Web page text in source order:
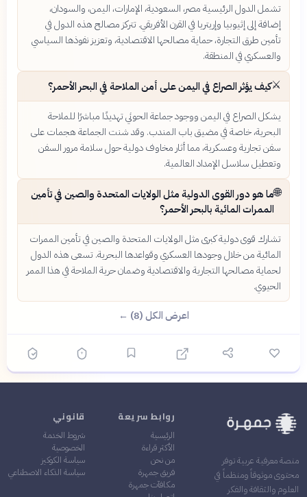
تشمل الدول الرئيسية مصر، السعودية، الإمارات، اليمن، والسودان،
إضافة إلى إثيوبيا وإريتريا في القرن الأفريقي. تتركز مصالح هذه الدول في
تأمين طرق التجارة، حماية مصالحها الاقتصادية، وتعزيز نفوذها السياسي
والعسكري في المنطقة.
⚔️كيف يؤثر الصراع في اليمن على أمن الملاحة في البحر الأحمر؟
يشكل الصراع في اليمن ووجود جماعة الحوثي تهديدًا مباشرًا للملاحة
البحرية، خاصة في مضيق باب المندب. وقد شنت الجماعة هجمات على
سفن تجارية وعسكرية، مما أثار مخاوف دولية حول سلامة مرور السفن
وتعطيل سلاسل الإمداد العالمية.
🌐ما هو دور القوى الدولية مثل الولايات المتحدة والصين في تأمين
الممرات المائية بالبحر الأحمر؟
تشارك قوى دولية كبرى مثل الولايات المتحدة والصين في تأمين الممرات
المائية من خلال وجودها العسكري وقواعدها البحرية. تسعى هذه الدول
لحماية مصالحها التجارية والاقتصادية وضمان حرية الملاحة في هذا الممر
الحيوي.
اعرض الكل (8) ←
منصة معرفية عربية توفر
محتوى موثوقاً ومنظماً في
العلوم والثقافة والفكر
روابط سريعة
الرئيسية
الأكثر قراءة
من نحن
فريق جمهرة
مكافآت جمهرة
قانوني
شروط الخدمة
الخصوصية
سياسة الكوكيز
سياسة الذكاء الاصطناعي